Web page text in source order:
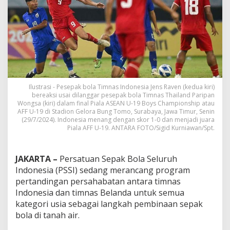
Ilustrasi - Pesepak bola Timnas Indonesia Jens Raven (kedua kiri)
bereaksi usai dilanggar pesepak bola Timnas Thailand Paripan
Wongsa (kiri) dalam final Piala ASEAN U-19 Boys Championship atau
AFF U-19 di Stadion Gelora Bung Tomo, Surabaya, Jawa Timur, Senin
(29/7/2024). Indonesia menang dengan skor 1-0 dan menjadi juara
Piala AFF U-19. ANTARA FOTO/Sigid Kurniawan/Spt.
JAKARTA – Persatuan Sepak Bola Seluruh
Indonesia (PSSI) sedang merancang program
pertandingan persahabatan antara timnas
Indonesia dan timnas Belanda untuk semua
kategori usia sebagai langkah pembinaan sepak
bola di tanah air.